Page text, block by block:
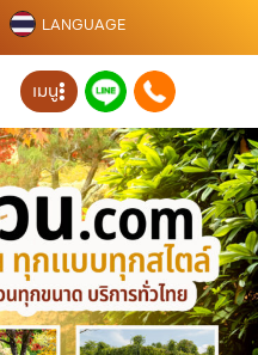
LANGUAGE
เมนู